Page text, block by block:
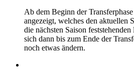
Ab dem Beginn der
angezeigt, welches den aktuellen
die nächsten Saison
sich dann bis zum Ende der
noch etwas ändern.